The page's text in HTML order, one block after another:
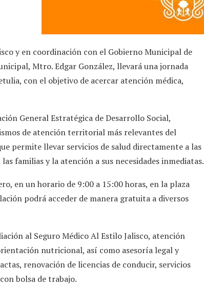
y en coordinación con el Gobierno Municipal de
Mtro. Edgar González, llevará una jornada
con el objetivo de acercar atención médica,
General Estratégica de Desarrollo Social,
de atención territorial más relevantes del
permite llevar servicios de salud directamente a las
familias y la atención a sus necesidades inmediatas.
en un horario de 9:00 a 15:00 horas, en la plaza
podrá acceder de manera gratuita a diversos
al Seguro Médico Al Estilo Jalisco, atención
nutricional, así como asesoría legal y
renovación de licencias de conducir, servicios
bolsa de trabajo.